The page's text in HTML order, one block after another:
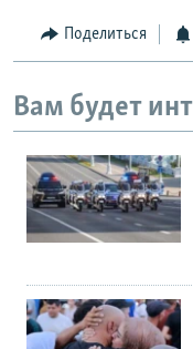
Поделиться
Вам будет